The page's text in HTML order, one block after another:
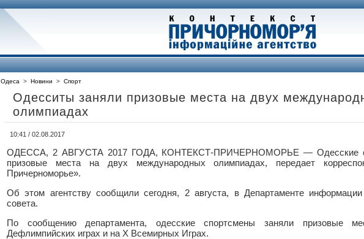
Одеса > Новини > Спорт
Одесситы заняли призовые места на двух
олимпиадах
10:41 / 02.08.2017
ОДЕССА, 2 АВГУСТА 2017 ГОДА, КОНТЕКСТ-ПРИЧЕРНОМОРЬЕ — Одесские
призовые места на двух международных олимпиадах, передает
Причерноморье».
Об этом агентству сообщили сегодня, 2 августа, в Департаменте информации
совета.
По сообщению департамента, одесские спортсмены заняли призовые
Дефлимпийских играх и на Х Всемирных Играх.